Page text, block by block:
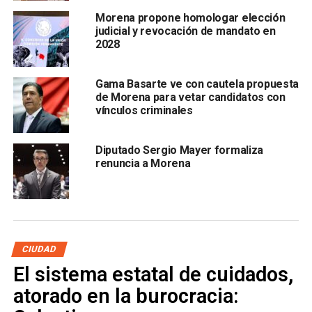
PAN sea cambiada de partido.
Serrano mencionó que la relación que sostiene
Morena con Xavier Nava Palacios, ex candidato a
alcalde de la capital potosina y Mónica Rangel
y afirmó que serán ellos quienes decidan si quieren
También lee:Tere Carrizales exhorta a que se respete la
Ley de Paridad
Morena propone homologar elección
judicial y revocación de mandato en
2028
Gama Basarte ve con cautela propuesta
de Morena para vetar candidatos con
vínculos criminales
Diputado Sergio Mayer formaliza
renuncia a Morena
CIUDAD
El sistema estatal de cuidados,
atorado en la burocracia: